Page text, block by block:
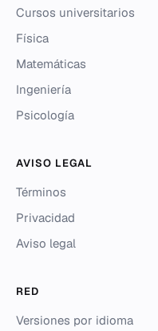
Cursos universitarios
Física
Matemáticas
Ingeniería
Psicología
AVISO LEGAL
Términos
Privacidad
Aviso legal
RED
Versiones por idioma